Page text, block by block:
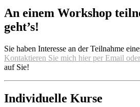
An einem Workshop
geht’s!
Sie haben Interesse an der Teilnahme
Kontaktieren Sie mich hier per Email
auf Sie!
Individuelle Kurse